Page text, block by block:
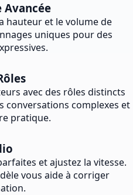
Avancée
hauteur et le volume de
uniques pour des
avec des rôles distincts
conversations complexes et
pratique.
et ajustez la vitesse.
vous aide à corriger